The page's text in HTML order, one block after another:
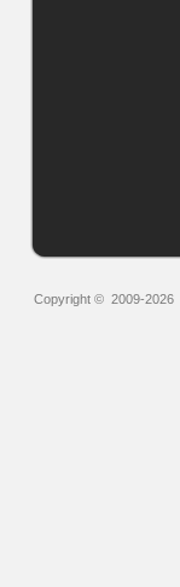
Copyright © 2009-2026